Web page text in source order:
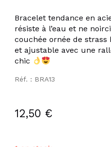
Bracelet tendance en
résiste à l’eau et ne
couchée ornée de
et ajustable avec une
chic
Réf. : BRA13
12,50 €